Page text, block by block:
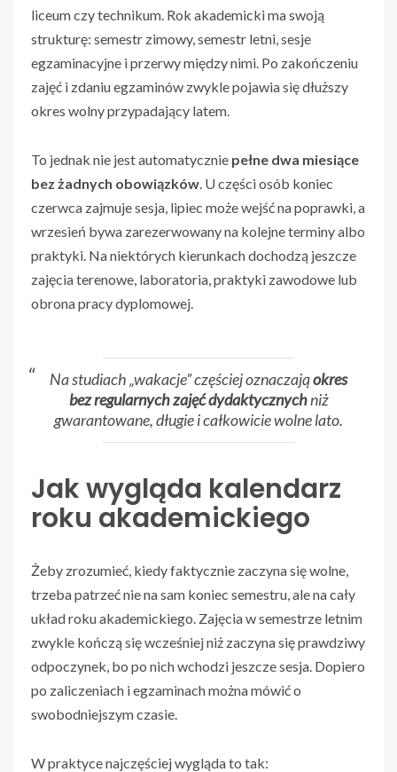
liceum czy technikum. Rok akademicki ma swoją
strukturę: semestr zimowy, semestr letni, sesje
egzaminacyjne i przerwy między nimi. Po zakończeniu
zajęć i zdaniu egzaminów zwykle pojawia się dłuższy
okres wolny przypadający latem.
To jednak nie jest automatycznie pełne dwa miesiące
bez żadnych obowiązków . U części osób koniec
czerwca zajmuje sesja, lipiec może wejść na poprawki, a
wrzesień bywa zarezerwowany na kolejne terminy albo
praktyki. Na niektórych kierunkach dochodzą jeszcze
zajęcia terenowe, laboratoria, praktyki zawodowe lub
obrona pracy dyplomowej.
Na studiach „wakacje” częściej oznaczająokres
bez regularnych zajęć dydaktycznychniż
gwarantowane, długie i całkowicie wolne lato.
Jak wygląda kalendarz
roku akademickiego
Żeby zrozumieć, kiedy faktycznie zaczyna się wolne,
trzeba patrzeć nie na sam koniec semestru, ale na cały
układ roku akademickiego. Zajęcia w semestrze letnim
zwykle kończą się wcześniej niż zaczyna się prawdziwy
odpoczynek, bo po nich wchodzi jeszcze sesja. Dopiero
po zaliczeniach i egzaminach można mówić o
swobodniejszym czasie.
W praktyce najczęściej wygląda to tak: